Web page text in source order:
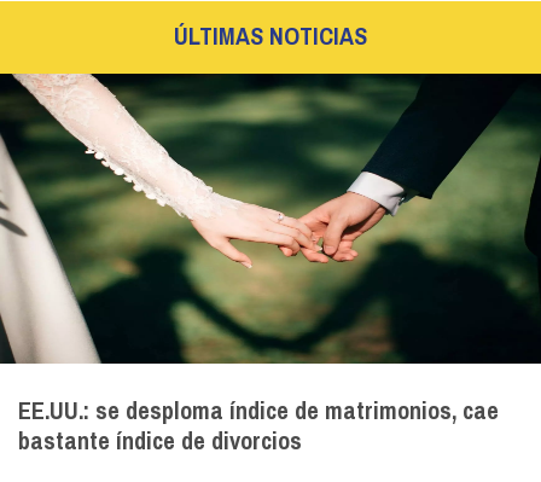
ÚLTIMAS NOTICIAS
EE.UU.: se desploma índice de matrimonios, cae
bastante índice de divorcios